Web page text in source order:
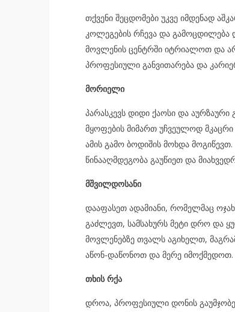
თქვენი შეცდომები უკვე იმდენად
კოლეგების რჩევა და გამოცდილება
მოვლენის ცენტრში იტრიალოთ და
პროფესიული განვითარება და
მორიელი
პარასკევს დიდი ქაოსი და
მყოფების მიმართ უჩვეულოდ
ამის გამო ბოდიშის მოხდა
წინააღმდეგობა გაუწიეთ და
მშვილდოსანი
დააფასეთ ადამიანი, რომელმაც
გაძლევთ, სამსახურს მეტი დრო და
მოვლენებზე თვალს აგიხელთ,
აწონ-დაწონოთ და მერე იმოქმედოთ.
თხის რქა
დროა, პროფესიული დონის